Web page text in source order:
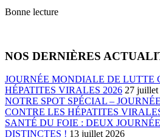
Bonne lecture
NOS DERNIÈRES
JOURNÉE MONDIALE DE LUTTE
HÉPATITES VIRALES 2026 27 juillet
NOTRE SPOT SPÉCIAL –
CONTRE LES HÉPATITES
SANTÉ DU FOIE : DEUX
DISTINCTES ! 13 juillet 2026